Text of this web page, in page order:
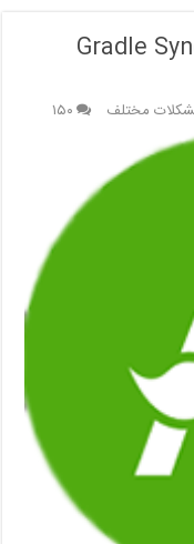
مختلف ۱۵۰